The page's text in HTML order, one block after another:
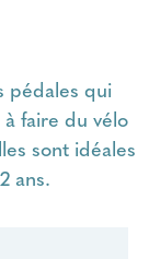
pédales qui
faire du vélo
sont idéales
ans.